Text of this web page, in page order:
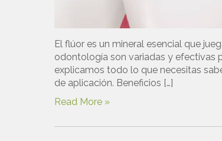
El flúor es un mineral esencial que
odontología son variadas y efectivas
explicamos todo lo que necesitas
de aplicación. Beneficios […]
Read More »